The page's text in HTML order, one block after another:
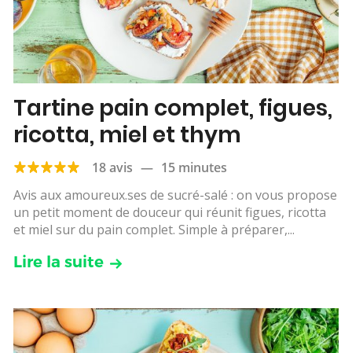
Tartine pain complet, figues,
ricotta, miel et thym
18 avis — 15 minutes
Avis aux amoureux.ses de sucré-salé : on vous propose
un petit moment de douceur qui réunit figues, ricotta
et miel sur du pain complet. Simple à préparer,...
Lire la suite